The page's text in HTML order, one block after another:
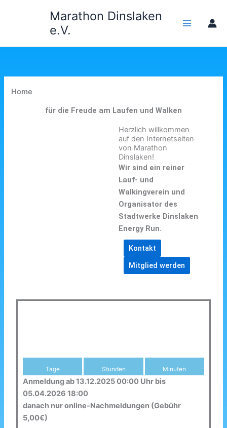
Marathon Dinslaken
e.V.
Home
für die Freude am Laufen und Walken
Herzlich willkommen
auf den Internetseiten
von Marathon
Dinslaken!
Wir sind ein reiner
Lauf- und
Walkingverein und
Organisator des
Stadtwerke Dinslaken
Energy Run.
Kontakt
Mitglied werden
Tage Stunden Minuten
Anmeldung ab 13.12.2025 00:00 Uhr bis
05.04.2026 18:00
danach nur online-Nachmeldungen (Gebühr
5,00€)